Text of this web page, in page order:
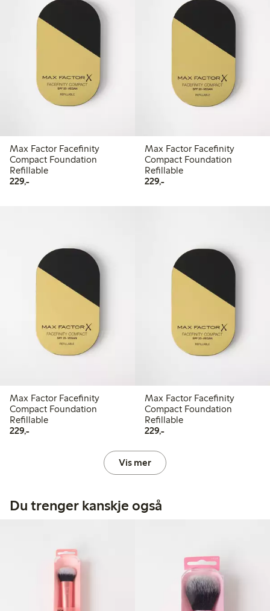
Max Factor Facefinity
Compact Foundation
Refillable
229,-229,00 kr
Max Factor Facefinity
Compact Foundation
Refillable
229,-229,00 kr
Max Factor Facefinity
Compact Foundation
Refillable
229,-229,00 kr
Max Factor Facefinity
Compact Foundation
Refillable
229,-229,00 kr
Vis mer
Du trenger kanskje også